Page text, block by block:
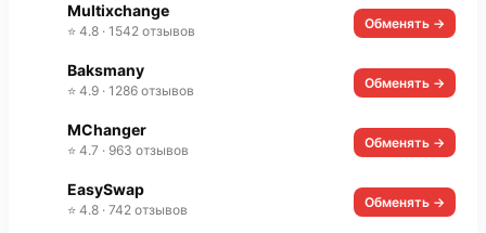
Multixchange
⭐ 4.8 · 1542 отзывов Обменять →
Baksmany
⭐ 4.9 · 1286 отзывов Обменять →
MChanger
⭐ 4.7 · 963 отзывов Обменять →
EasySwap
⭐ 4.8 · 742 отзывов Обменять →